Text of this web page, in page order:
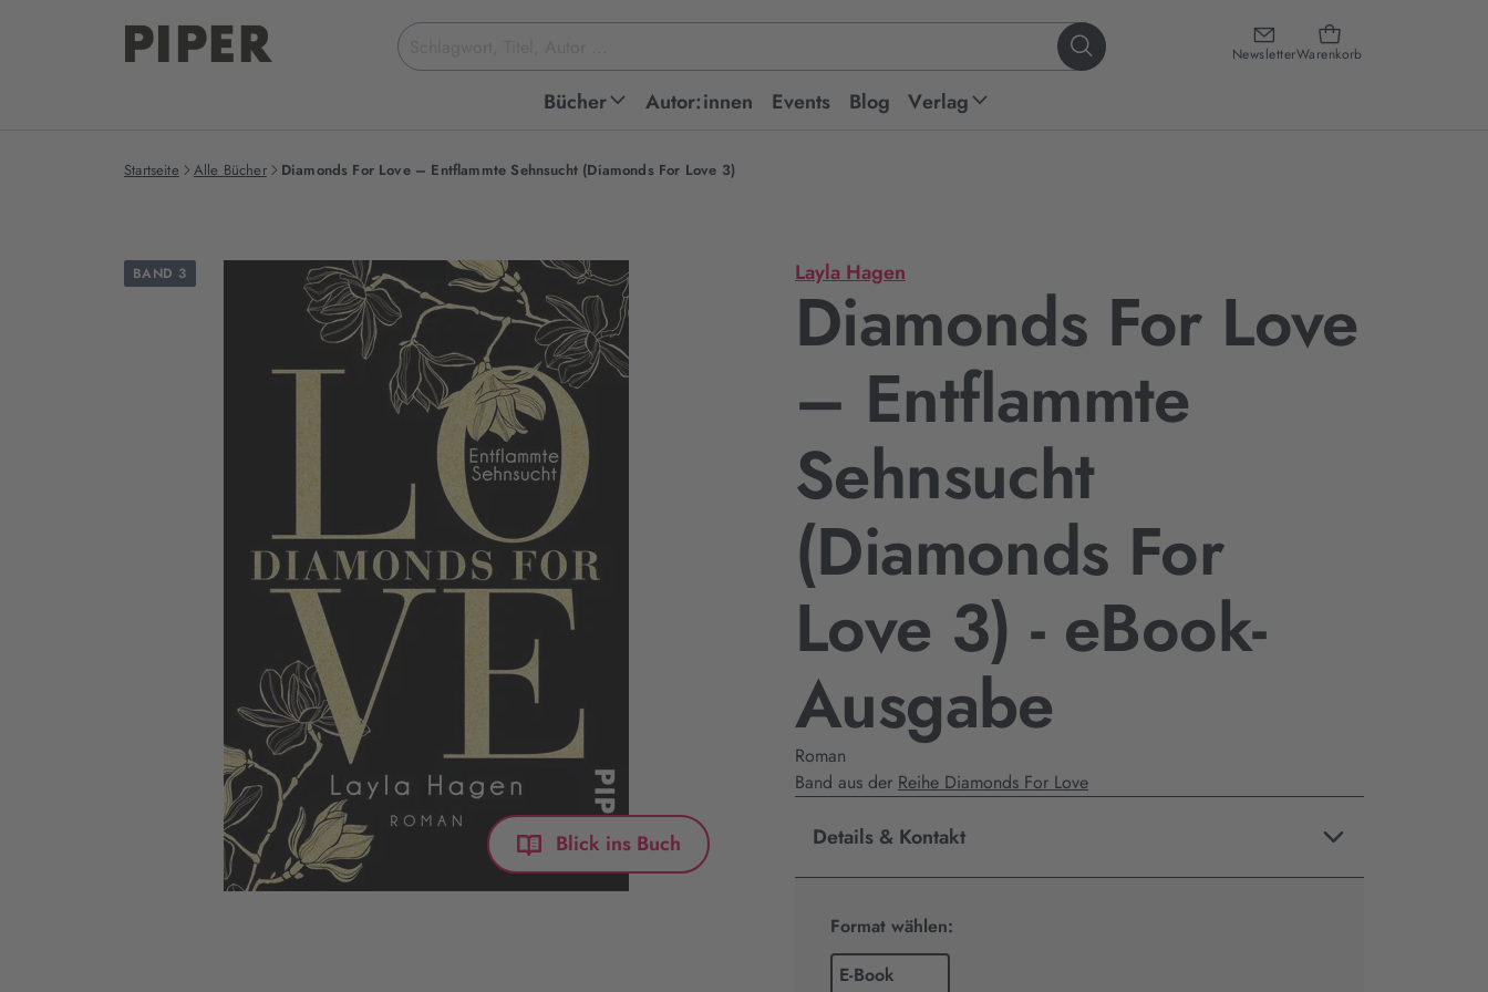
NewsletterWarenkorb
Suchbegriff
eingeben
Bücher Autor:innen Events Blog Verlag
Startseite Alle Bücher Diamonds For Love – Entflammte Sehnsucht (Diamonds For Love 3)
BAND 3
Blick ins Buch
Layla Hagen
Diamonds For Love
– Entflammte
Sehnsucht
(Diamonds For
Love 3) - eBook-
Ausgabe
Roman
Band aus der Reihe Diamonds For Love
Details & Kontakt
Format wählen:
E-Book